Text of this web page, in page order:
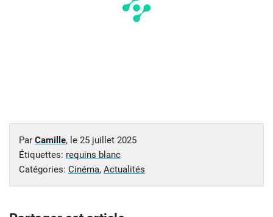
Par Camille, le 25 juillet 2025
Étiquettes: requins blanc
Catégories: Cinéma, Actualités